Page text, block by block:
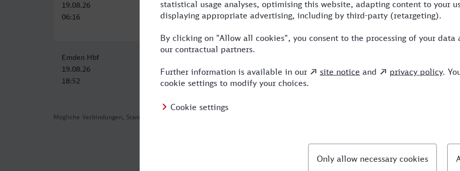
Mögliche Verbindungen, Stand: 2026-08-05 02:55
19.08.26
06:16
19.08.26
13:57
Emden Hbf
19.08.26
18:52
20.08.26
06:57